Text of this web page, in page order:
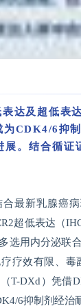
达及超低表
为CDK4/6抑
展。结合循
合最新乳腺癌
超低表达（
选用内分泌联
疗效有限、毒
T-DXd）凭借
6抑制剂经治